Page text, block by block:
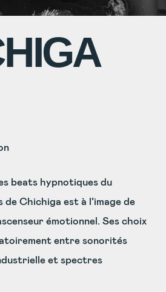
beats hypnotiques du
de Chichiga est à l’image de
émotionnel. Ses choix
entre sonorités
et spectres